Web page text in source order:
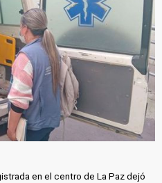
en el centro de La Paz dejó